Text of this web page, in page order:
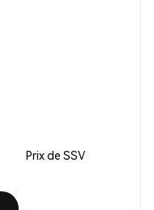
Prix de SSV